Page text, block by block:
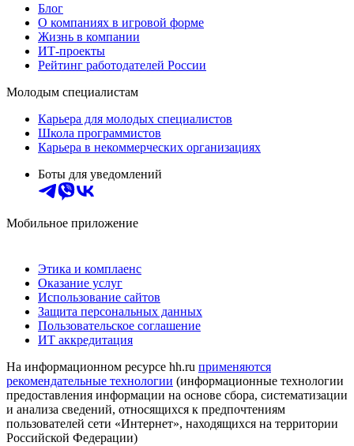
Блог
О компаниях в игровой форме
Жизнь в компании
ИТ-проекты
Рейтинг работодателей России
Молодым специалистам
Карьера для молодых специалистов
Школа программистов
Карьера в некоммерческих организациях
Боты для уведомлений
Мобильное приложение
Этика и комплаенс
Оказание услуг
Использование сайтов
Защита персональных данных
Пользовательское соглашение
ИТ аккредитация
На информационном ресурсе hh.ru применяются
рекомендательные технологии (информационные технологии
предоставления информации на основе сбора, систематизации
и анализа сведений, относящихся к предпочтениям
пользователей сети «Интернет», находящихся на территории
Российской Федерации)